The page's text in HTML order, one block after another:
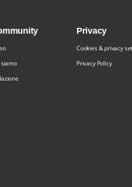
siamo
Privacy
Cookies & privacy
Privacy Policy